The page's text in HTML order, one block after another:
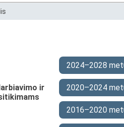
ir
2024–2028
2020–2024
2016–2020